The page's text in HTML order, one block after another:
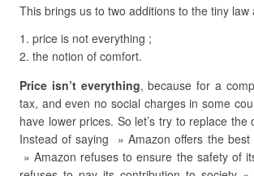
This brings us to two additions to the tiny law
price is not everything ;
the notion of comfort.
Price isn’t everything, because for a
tax, and even no social charges in some
have lower prices. So let’s try to replace the
Instead of saying » Amazon offers the best
» Amazon refuses to ensure the safety of